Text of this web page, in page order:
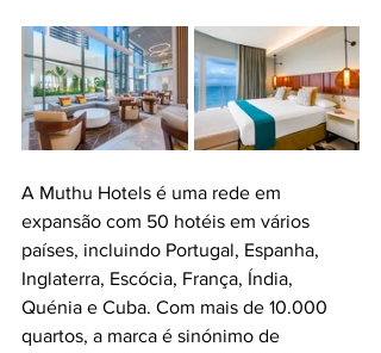
A Muthu Hotels é uma rede em
expansão com 50 hotéis em vários
países, incluindo Portugal, Espanha,
Inglaterra, Escócia, França, Índia,
Quénia e Cuba. Com mais de 10.000
quartos, a marca é sinónimo de